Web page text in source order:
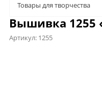
Товары для творчества
Вышивка 1255
Артикул: 1255